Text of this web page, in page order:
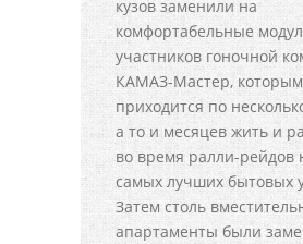
кузов заменили на
комфортабельные
участников гоночной
КАМАЗ-Мастер, которым
приходится по
а то и месяцев жить и
во время ралли-рейдов
самых лучших бытовых
Затем столь
апартаменты были